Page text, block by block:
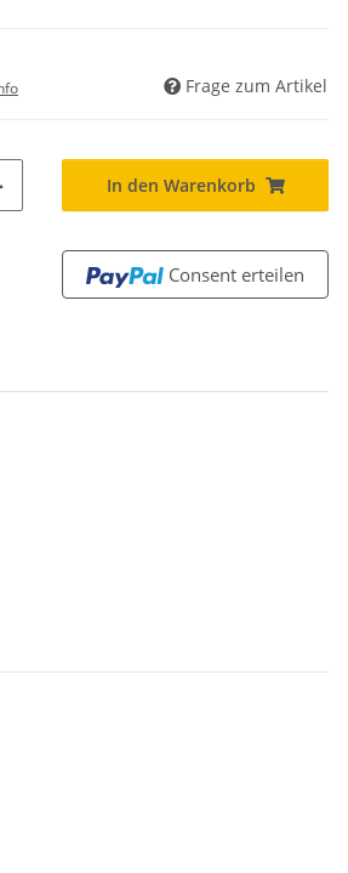
Frage zum Artikel
In den Warenkorb
Consent erteilen